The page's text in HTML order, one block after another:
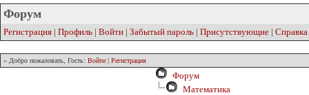
Форум
Регистрация | Профиль | Войти | Забытый пароль | Присутствующие | Справка
» Добро пожаловать, Гость: Войти | Регистрация
Форум
Математика